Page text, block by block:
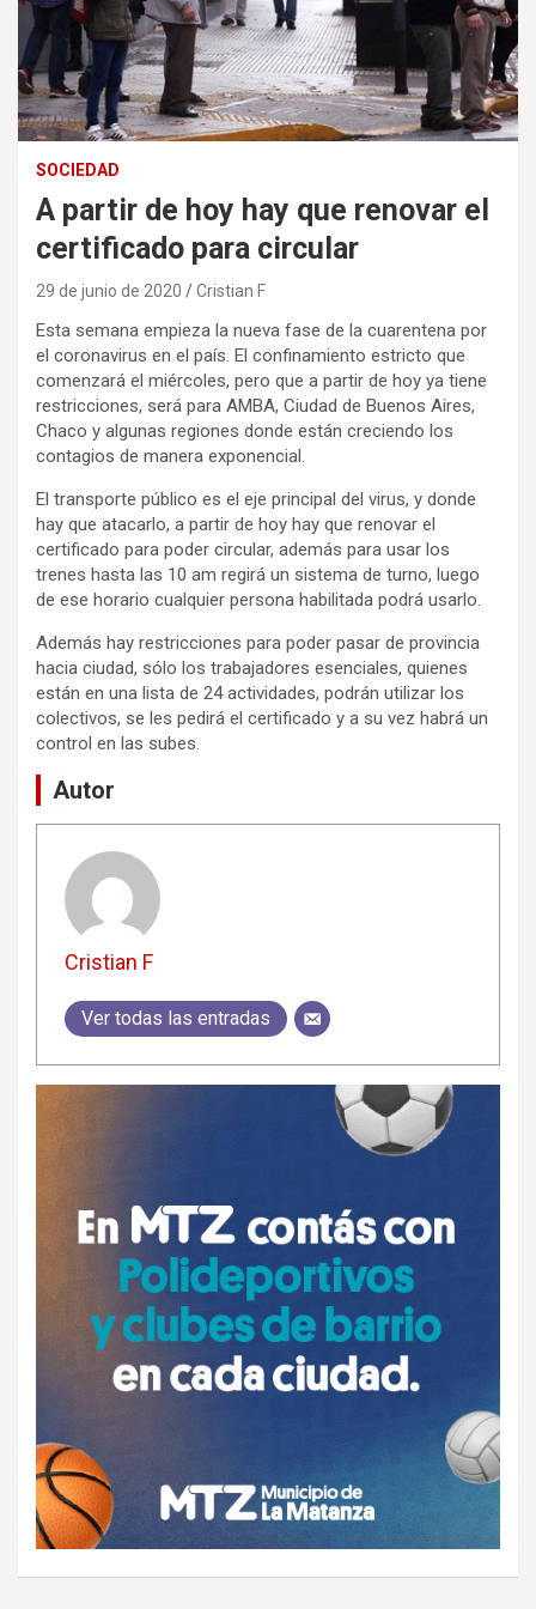
SOCIEDAD
A partir de hoy hay que renovar el
certificado para circular
29 de junio de 2020 Cristian F
Esta semana empieza la nueva fase de la cuarentena por
el coronavirus en el país. El confinamiento estricto que
comenzará el miércoles, pero que a partir de hoy ya tiene
restricciones, será para AMBA, Ciudad de Buenos Aires,
Chaco y algunas regiones donde están creciendo los
contagios de manera exponencial.
El transporte público es el eje principal del virus, y donde
hay que atacarlo, a partir de hoy hay que renovar el
certificado para poder circular, además para usar los
trenes hasta las 10 am regirá un sistema de turno, luego
de ese horario cualquier persona habilitada podrá usarlo.
Además hay restricciones para poder pasar de provincia
hacia ciudad, sólo los trabajadores esenciales, quienes
están en una lista de 24 actividades, podrán utilizar los
colectivos, se les pedirá el certificado y a su vez habrá un
control en las subes.
Autor
Cristian F
Ver todas las entradas